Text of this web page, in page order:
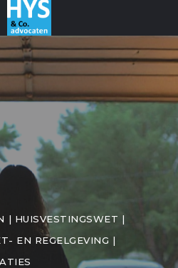
HUISVESTINGSWET
EN REGELGEVING